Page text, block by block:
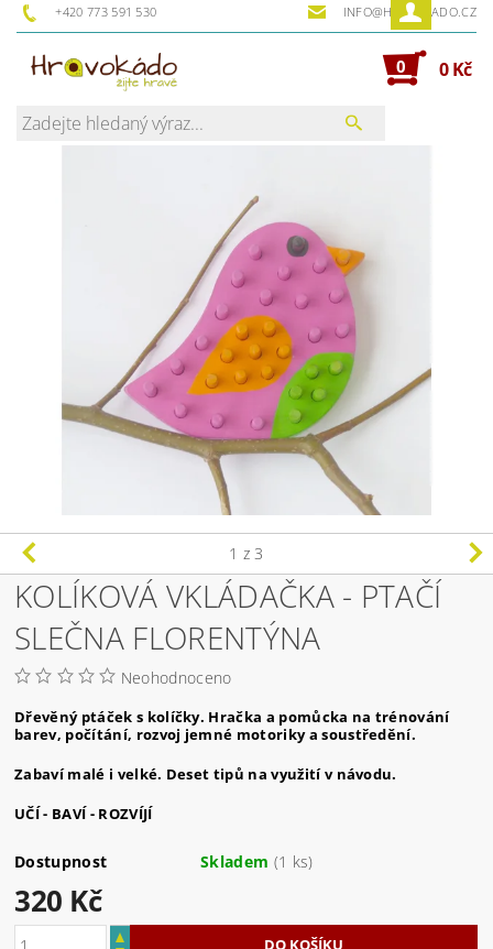
+420 773 591 530 INFO@HRAVOKADO.CZ
0 0 Kč
1 z 3
KOLÍKOVÁ VKLÁDAČKA - PTAČÍ
SLEČNA FLORENTÝNA
Neohodnoceno
Dřevěný ptáček s kolíčky. Hračka a pomůcka na trénování
barev, počítání, rozvoj jemné motoriky a soustředění.
Zabaví malé i velké. Deset tipů na využití v návodu.
UČÍ - BAVÍ - ROZVÍJÍ
Dostupnost Skladem (1 ks)
320 Kč